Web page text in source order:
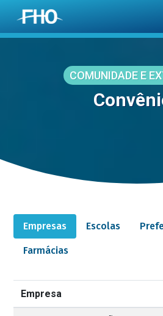
COMUNIDADE E
Empresas Escolas
Farmácias
Empresa